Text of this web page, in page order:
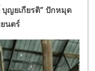
ญยเกียรติ” ปักหมุด
นตร์